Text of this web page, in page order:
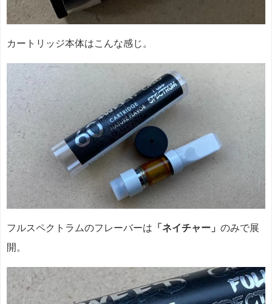
カートリッジ本体はこんな感じ。
フルスペクトラムのフレーバーは 「ネイチャー」 のみで展
開。